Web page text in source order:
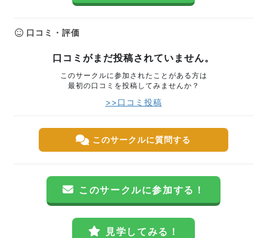
口コミ・評価
口コミがまだ投稿されていません。
このサークルに参加されたことがある方は
最初の口コミを投稿してみませんか？
>>口コミ投稿
このサークルに質問する
このサークルに参加する！
見学してみる！